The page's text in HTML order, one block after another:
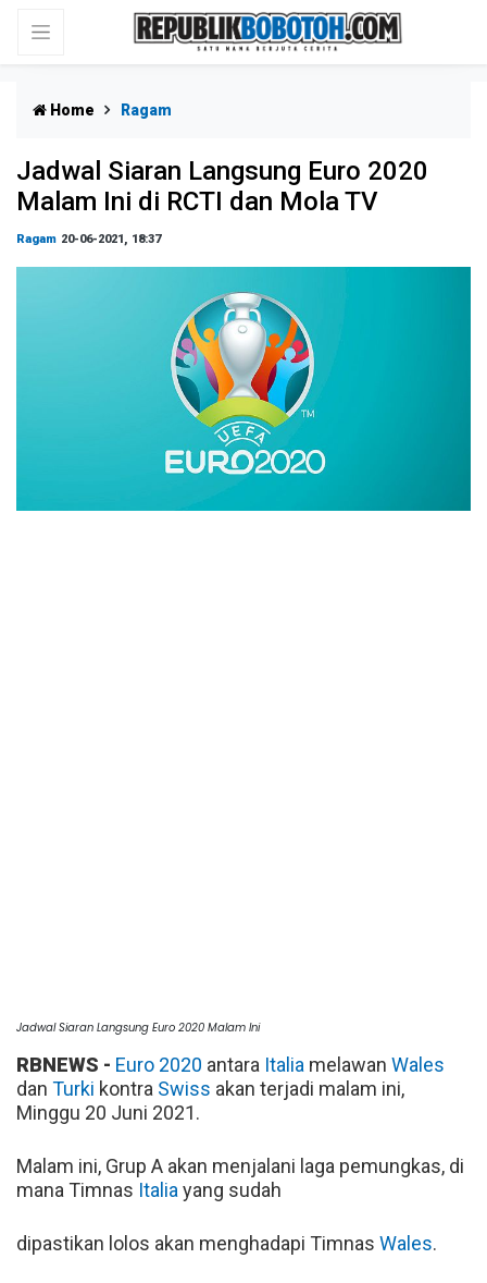
Home Ragam
Jadwal Siaran Langsung Euro 2020
Malam Ini di RCTI dan Mola TV
Ragam 20-06-2021, 18:37
Jadwal Siaran Langsung Euro 2020 Malam Ini
RBNEWS - Euro 2020 antara Italia melawan Wales
dan Turki kontra Swiss akan terjadi malam ini,
Minggu 20 Juni 2021.
Malam ini, Grup A akan menjalani laga pemungkas, di
mana Timnas Italia yang sudah
dipastikan lolos akan menghadapi Timnas Wales.